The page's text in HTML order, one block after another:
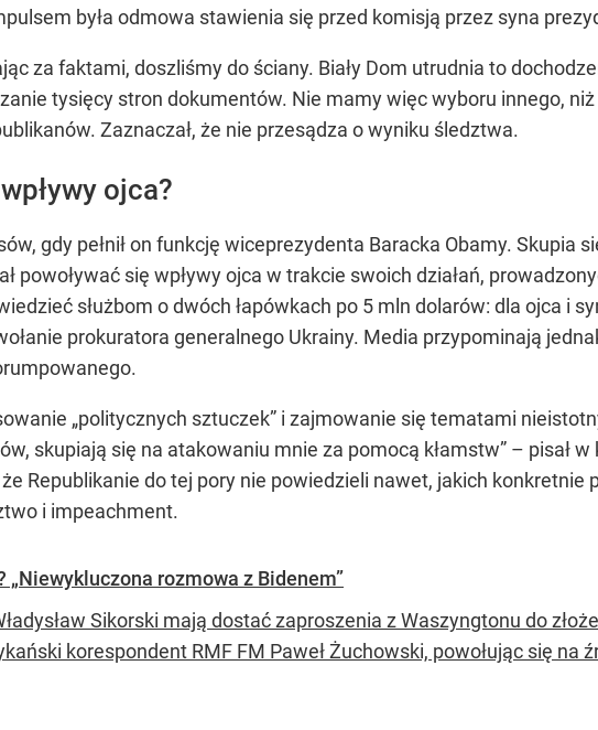
była odmowa stawienia się przed komisją przez syna
za faktami, doszliśmy do ściany. Biały Dom utrudnia to
tysięcy stron dokumentów. Nie mamy więc wyboru innego, niż
Zaznaczał, że nie przesądza o wyniku śledztwa.
ojca?
gdy pełnił on funkcję wiceprezydenta Baracka Obamy. Skupia
powoływać się wpływy ojca w trakcie swoich działań,
służbom o dwóch łapówkach po 5 mln dolarów: dla ojca i
prokuratora generalnego Ukrainy. Media przypominają
„politycznych sztuczek” i zajmowanie się tematami
skupiają się na atakowaniu mnie za pomocą kłamstw” – pisał
Republikanie do tej pory nie powiedzieli nawet, jakich konkretnie
i impeachment.
„Niewykluczona rozmowa z Bidenem”
Sikorski mają dostać zaproszenia z Waszyngtonu do
korespondent RMF FM Paweł Żuchowski, powołując się na